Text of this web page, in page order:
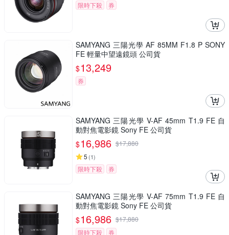
限時下殺
券
SAMYANG 三陽光學 AF 85MM F1.8 P SONY
FE 輕量中望遠鏡頭 公司貨
$13,249
券
SAMYANG 三陽光學 V-AF 45mm T1.9 FE 自
動對焦電影鏡 Sony FE 公司貨
$16,986 $17,880
5 (1)
限時下殺 券
SAMYANG 三陽光學 V-AF 75mm T1.9 FE 自
動對焦電影鏡 Sony FE 公司貨
$16,986 $17,880
限時下殺
券